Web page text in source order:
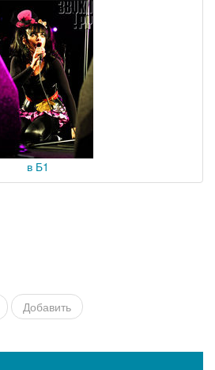
в Б1
Добавить